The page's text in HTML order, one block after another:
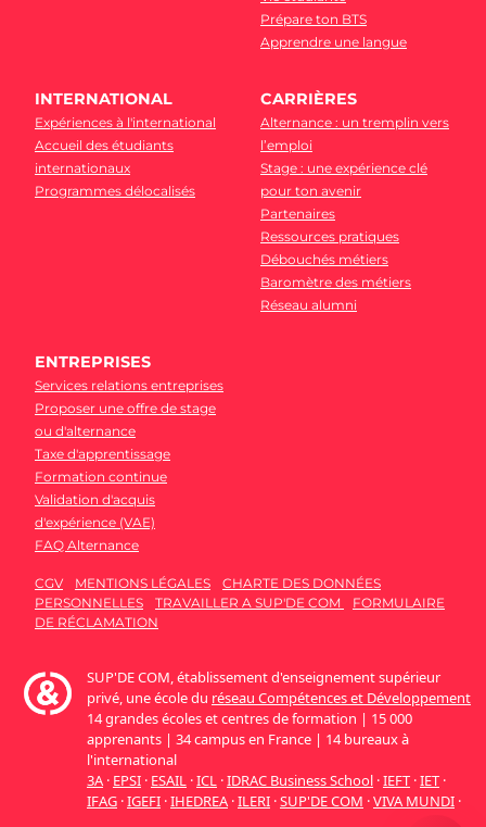
Prépare ton BTS
Apprendre une langue
INTERNATIONAL
Expériences à l'international
Accueil des étudiants
internationaux
Programmes délocalisés
CARRIÈRES
Alternance : un tremplin vers
l’emploi
Stage : une expérience clé
pour ton avenir
Partenaires
Ressources pratiques
Débouchés métiers
Baromètre des métiers
Réseau alumni
ENTREPRISES
Services relations entreprises
Proposer une offre de stage
ou d'alternance
Taxe d'apprentissage
Formation continue
Validation d'acquis
d'expérience (VAE)
FAQ Alternance
CGV MENTIONS LÉGALES
CHARTE DES DONNÉES
PERSONNELLES
TRAVAILLER A SUP'DE COM
FORMULAIRE
DE RÉCLAMATION